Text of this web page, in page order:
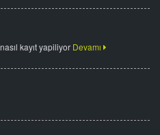
kayıt yapiliyor Devamı